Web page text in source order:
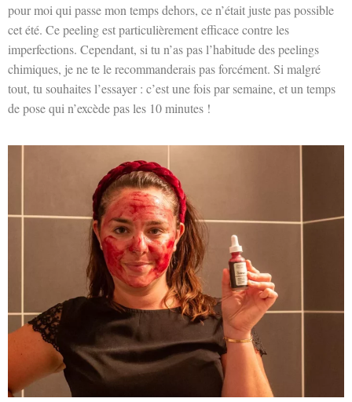
pour moi qui passe mon temps dehors, ce n’était juste pas possible
cet été. Ce peeling est particulièrement efficace contre les
imperfections. Cependant, si tu n’as pas l’habitude des peelings
chimiques, je ne te le recommanderais pas forcément. Si malgré
tout, tu souhaites l’essayer : c’est une fois par semaine, et un temps
de pose qui n’excède pas les 10 minutes !